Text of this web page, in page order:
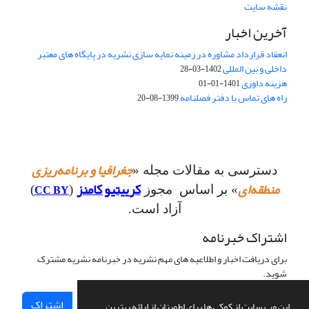
نقشه سایت
آخرین اخبار
انعقاد قرارداد مشاوره در زمینه نمایه سازی نشریه در پایگاه های معتبر
داخلی و بین المللی1402-03-28
هزینه داوری1401-01-01
راه های تماس با دفتر فصلنامه1399-08-20
دسترسی به مقالات مجله «جغرافیا و برنامه‌ریزی
منطقه‌ای» بر اساس مجوزکرییتیو کامنز (
CC BY
)
آزاد است.
اشتراک خبرنامه
برای دریافت اخبار و اطلاعیه های مهم نشریه در خبرنامه نشریه مشترک
شوید.